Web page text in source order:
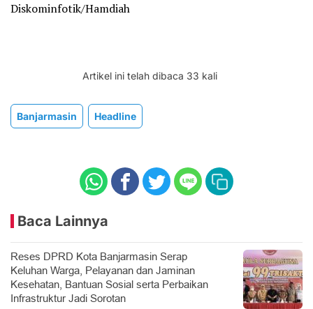
Diskominfotik/Hamdiah
Artikel ini telah dibaca 33 kali
Banjarmasin Headline
Baca Lainnya
Reses DPRD Kota Banjarmasin Serap
Keluhan Warga, Pelayanan dan Jaminan
Kesehatan, Bantuan Sosial serta Perbaikan
Infrastruktur Jadi Sorotan